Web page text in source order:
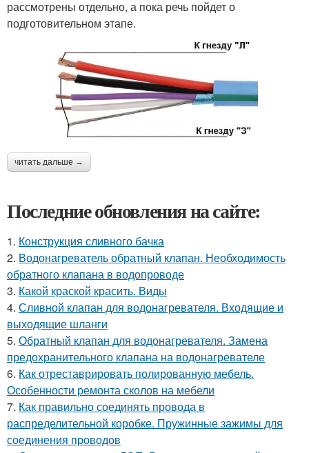
рассмотрены отдельно, а пока речь пойдет о
подготовительном этапе.
читать дальше →
Последние обновления на сайте:
1. Конструкция сливного бачка
2. Водонагреватель обратный клапан. Необходимость
обратного клапана в водопроводе
3. Какой краской красить. Виды
4. Сливной клапан для водонагревателя. Входящие и
выходящие шланги
5. Обратный клапан для водонагревателя. Замена
предохранительного клапана на водонагревателе
6. Как отреставрировать полированную мебель.
Особенности ремонта сколов на мебели
7. Как правильно соединять провода в
распределительной коробке. Пружинные зажимы для
соединения проводов